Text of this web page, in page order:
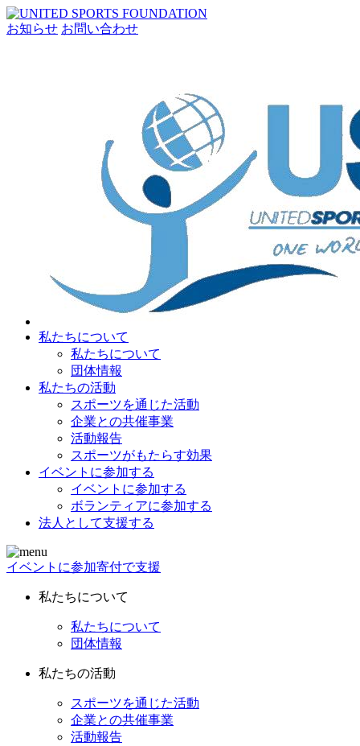
お知らせ お問い合わせ
私たちについて
私たちについて
団体情報
私たちの活動
スポーツを通じた活動
企業との共催事業
活動報告
スポーツがもたらす効果
イベントに参加する
イベントに参加する
ボランティアに参加する
法人として支援する
イベントに参加寄付で支援
私たちについて
私たちについて
団体情報
私たちの活動
スポーツを通じた活動
企業との共催事業
活動報告